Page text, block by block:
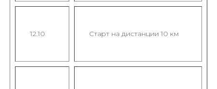
12.10 Старт на дистанции 10 км